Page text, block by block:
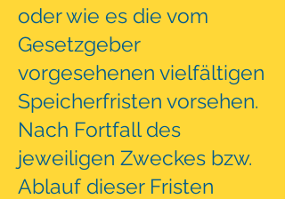
oder wie es die vom
Gesetzgeber
vorgesehenen vielfältigen
Speicherfristen vorsehen.
Nach Fortfall des
jeweiligen Zweckes bzw.
Ablauf dieser Fristen